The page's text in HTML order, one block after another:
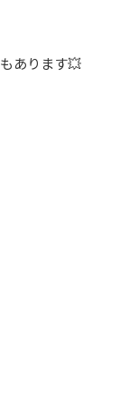
もあります💥